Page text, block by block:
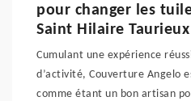
pour changer les
Saint Hilaire Taurieux
Cumulant une expérience
d’activité, Couverture Angelo
comme étant un bon artisan